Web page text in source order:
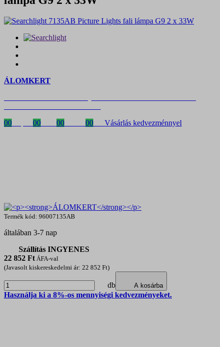
ÁLOMKERT
00
00 00 00 Vásárlás kedvezménnyel
Termék kód: 96007135AB
általában 3-7 nap
Szállítás INGYENES
22 852 Ft ÁFA-val
(Javasolt kiskereskedelmi ár: 22 852 Ft)
db A kosárba
Használja ki a 8%-os mennyiségi kedvezményeket.